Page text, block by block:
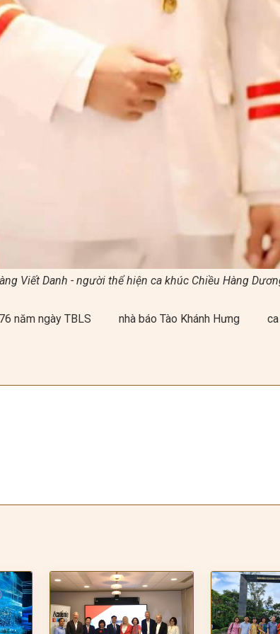
Viết Danh - người thể hiện ca khúc Chiều Hàng
76 năm ngày TBLS nhà báo Tào Khánh Hưng